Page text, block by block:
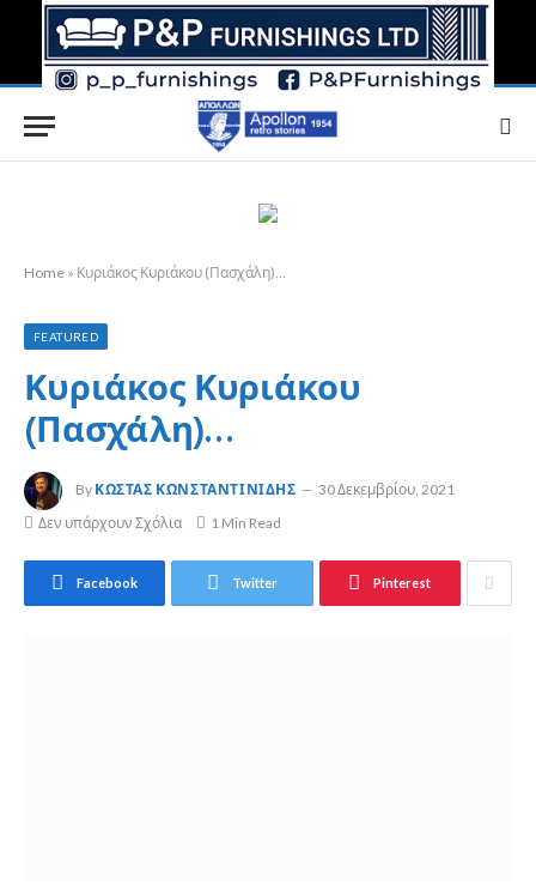
Home » Κυριάκος Κυριάκου (Πασχάλη)…
FEATURED
Κυριάκος Κυριάκου
(Πασχάλη)…
By ΚΏΣΤΑΣ ΚΩΝΣΤΑΝΤΙΝΊΔΗΣ
30 Δεκεμβρίου, 2021
Δεν υπάρχουν Σχόλια
1 Min Read
Facebook Twitter Pinterest